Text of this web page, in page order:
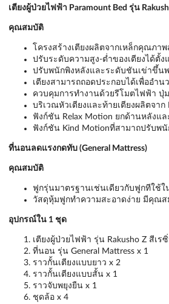
เตียงผู้ป่วยไฟฟ้า Paramount Bed รุ่น
คุณสมบัติ
โครงสร้างเตียงผลิตจากเหล็กคุณภา
ปรับระดับความสูง-ต่ำของเตียงได้ตั้
ปรับพนักพิงหลังและระดับชันเข่าขึ้น
เตียงสามารถถอดประกอบได้เพื่ออ
ควบคุมการทำงานด้วยรีโมตไฟฟ้า ปุ่
บริเวณหัวเตียงและท้ายเตียงผลิตจา
ฟังก์ชัน Relax Motion ยกด้านหลังแ
ฟังก์ชัน Kind Motionที่สามาถปรับพ
ที่นอนลดแรงกดทับ (General Mattress)
คุณสมบัติ
ฟูกรุ่นมาตรฐานเช่นเดียวกับฟูกทีใช้
วัสดุหุ้มฟูกทําความสะอาดง่าย มีคุณส
อุปกรณ์ใน 1 ชุด
เตียงผู้ป่วยไฟฟ้า รุ่น Rakusho Z สีเร
ที่นอน รุ่น General Mattress x 1
ราวกั้นเตียงแบบยาว x 2
ราวกั้นเตียงแบบสั้น x 1
ราวจับพยุงยืน x 1
ชุดล้อ x 4